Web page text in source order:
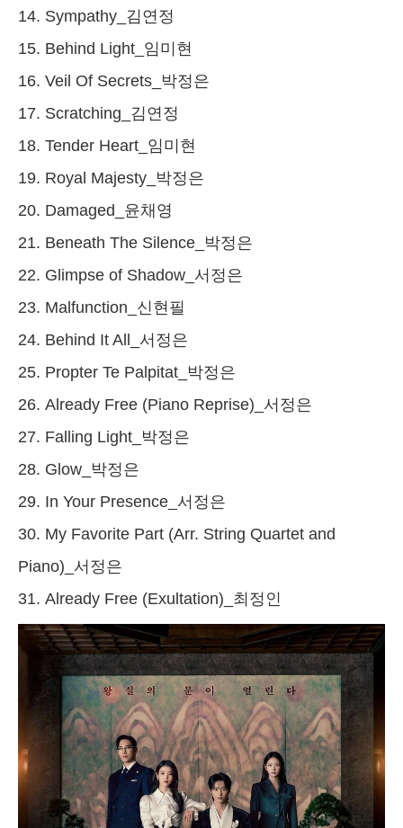
14. Sympathy_김연정
15. Behind Light_임미현
16. Veil Of Secrets_박정은
17. Scratching_김연정
18. Tender Heart_임미현
19. Royal Majesty_박정은
20. Damaged_윤채영
21. Beneath The Silence_박정은
22. Glimpse of Shadow_서정은
23. Malfunction_신현필
24. Behind It All_서정은
25. Propter Te Palpitat_박정은
26. Already Free (Piano Reprise)_서정은
27. Falling Light_박정은
28. Glow_박정은
29. In Your Presence_서정은
30. My Favorite Part (Arr. String Quartet and
Piano)_서정은
31. Already Free (Exultation)_최정인